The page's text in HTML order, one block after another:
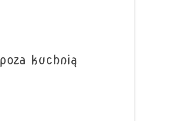
poza kuchnią